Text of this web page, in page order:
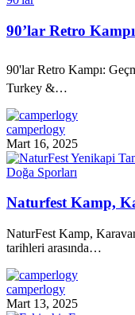
90’lar Retro Kampı
90'lar Retro Kampı:
Turkey &…
camperlogy
Mart 16, 2025
Doğa Sporları
Naturfest Kamp,
NaturFest Kamp,
tarihleri arasında…
camperlogy
Mart 13, 2025